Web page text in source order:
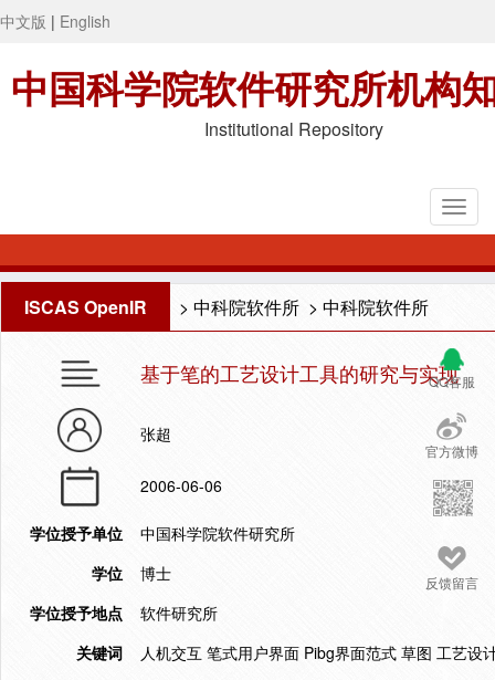
中文版 | English
中国科学院软件研究所机构
Institutional Repository
ISCAS OpenIR > 中科院软件所 > 中科院软件所
QQ客服
官方微博
反馈留言
基于笔的工艺设计工具的研究与实现
张超
2006-06-06
学位授予单位
中国科学院软件研究所
学位
博士
学位授予地点
软件研究所
关键词
人机交互 笔式用户界面 Pibg界面范式 草图 工艺设